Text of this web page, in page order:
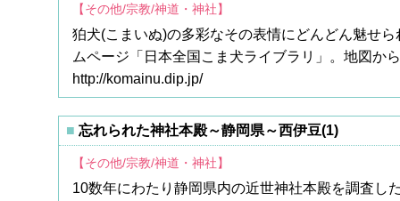
【その他/宗教/神道・神社】
狛犬(こまいぬ)の多彩なその表情にどんどん魅せ
ムページ「日本全国こま犬ライブラリ」。地図か
http://komainu.dip.jp/
忘れられた神社本殿～静岡県～西伊豆(1)
【その他/宗教/神道・神社】
10数年にわたり静岡県内の近世神社本殿を調査し